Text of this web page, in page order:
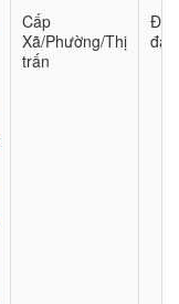
Cấp
Xã/Phường/Thị
trấn
Đất
đai